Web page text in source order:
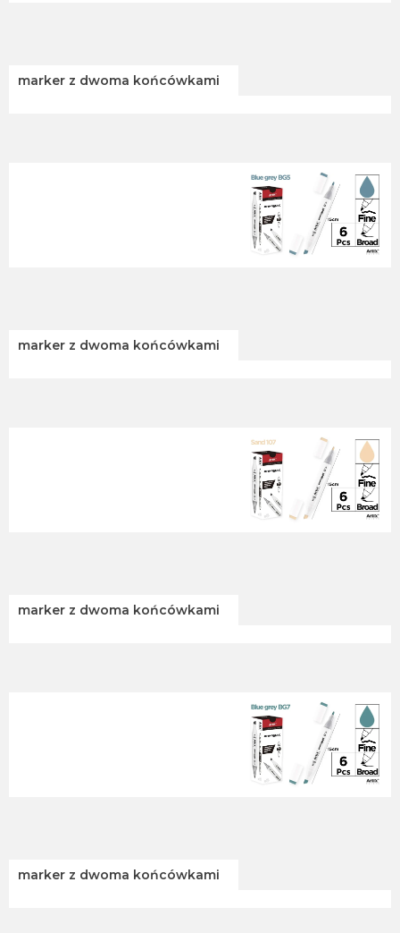
marker z dwoma końcówkami
marker z dwoma końcówkami
marker z dwoma końcówkami
marker z dwoma końcówkami